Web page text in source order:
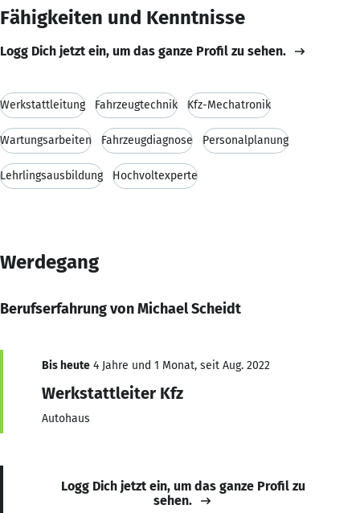
Fähigkeiten und Kenntnisse
Logg Dich jetzt ein, um das ganze Profil zu sehen.
Werkstattleitung Fahrzeugtechnik Kfz-Mechatronik
Wartungsarbeiten Fahrzeugdiagnose Personalplanung
Lehrlingsausbildung Hochvoltexperte
Werdegang
Berufserfahrung von Michael Scheidt
Bis heute 4 Jahre und 1 Monat, seit Aug. 2022
Werkstattleiter Kfz
Autohaus
Logg Dich jetzt ein, um das ganze Profil zu
sehen.